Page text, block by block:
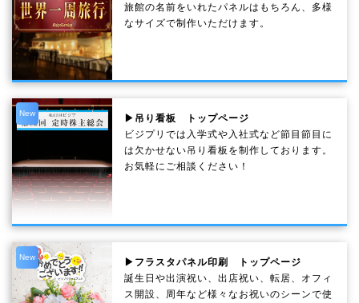
旅館の名前をいれたパネルはもちろん、多様
なサイズで制作いただけます。
New
▶吊り看板 トップページ
ビジプリでは入学式や入社式など節目節目に
は欠かせない吊り看板を制作しております。
お気軽にご相談ください！
New
▶フラスタパネル印刷 トップページ
誕生日や出演祝い、出店祝い、転居、オフィ
ス開設、周年など様々なお祝いのシーンで使